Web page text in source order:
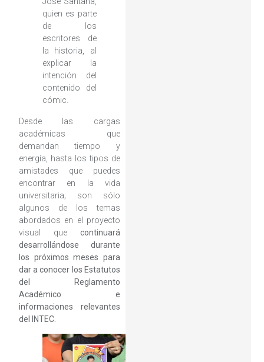
quien es parte
de los
escritores de
la historia, al
explicar la
intención del
contenido del
cómic.
Desde las cargas
académicas que
demandan tiempo y
energía, hasta los tipos de
amistades que puedes
encontrar en la vida
universitaria; son sólo
algunos de los temas
abordados en el proyecto
visual que continuará
desarrollándose durante
los próximos meses para
dar a conocer los Estatutos
del Reglamento
Académico e
informaciones relevantes
del INTEC.